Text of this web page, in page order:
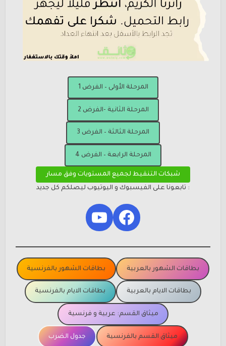
المرحلة الأولى – الفرض 1
المرحلة الثانية -الفرض 2
المرحلة الثالثة – الفرض 3
المرحلة الرابعة – الفرض 4
شبكات التنقيط لجميع المستويات وفق مسار
: تابعونا على الفيسبوك و اليوتيوب ليصلكم كل جديد
Facebook
YouTube
بطاقات الشهور بالعربية بطاقات الشهور بالفرنسية
بطاقات الايام بالعربية بطاقات الايام بالفرنسية
ميثاق القسم: عربية و فرنسية
ميثاق القسم بالفرنسية جدول الضرب